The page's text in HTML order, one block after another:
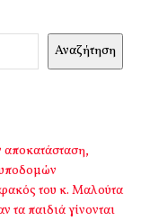
Αναζήτηση
αποκατάσταση,
του κ. Μαλούτα
τα παιδιά γίνονται